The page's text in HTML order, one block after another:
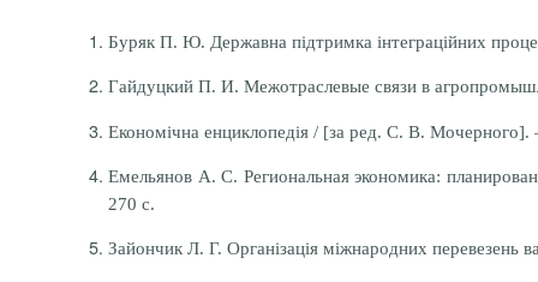
Буряк П. Ю. Державна підтримка інтеграційних
Гайдуцкий П. И. Межотраслевые связи в
Економічна енциклопедія / [за ред. С. В.
Емельянов А. С. Региональная экономика:
270 с.
Зайончик Л. Г. Організація міжнародних перевезень